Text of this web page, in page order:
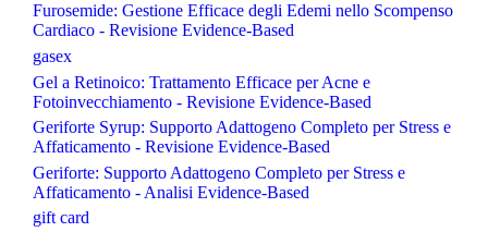
Furosemide: Gestione Efficace degli Edemi nello Scompenso
Cardiaco - Revisione Evidence-Based
gasex
Gel a Retinoico: Trattamento Efficace per Acne e
Fotoinvecchiamento - Revisione Evidence-Based
Geriforte Syrup: Supporto Adattogeno Completo per Stress e
Affaticamento - Revisione Evidence-Based
Geriforte: Supporto Adattogeno Completo per Stress e
Affaticamento - Analisi Evidence-Based
gift card